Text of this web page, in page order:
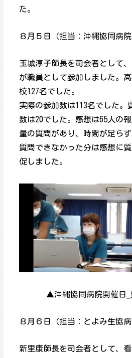
た。
８月５日（担当：沖縄協同病院
玉城淳子師長を司会者として
が職員として参加しました。
校127名でした。
実際の参加数は113名でした。
数は20でした。感想は65人の
量の質問があり、時間が足ら
質問できなかった分は感想に
促しました。
▲沖縄協同病院開催日
８月６日（担当：とよみ生協病
新里康師長を司会者として、